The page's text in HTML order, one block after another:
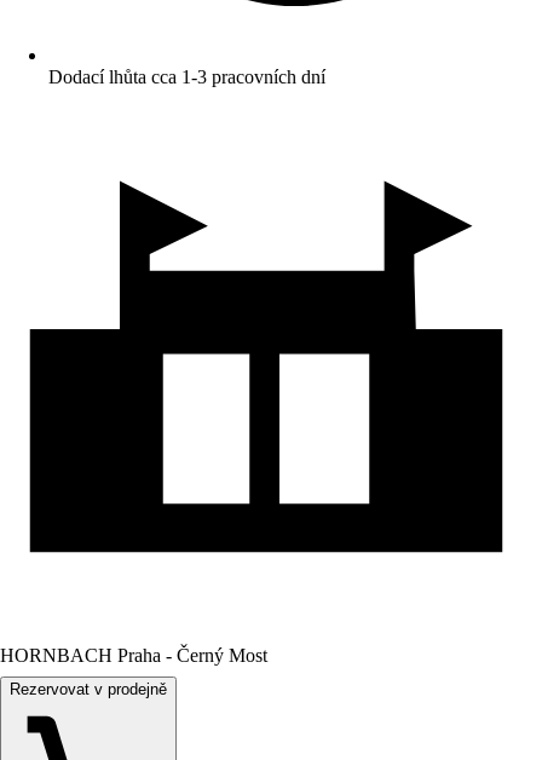
Dodací lhůta cca 1-3 pracovních dní
HORNBACH Praha - Černý Most
Rezervovat v prodejně